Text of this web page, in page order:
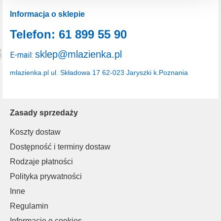
plikach cookie”.
Zasady sprzedaży
Koszty dostaw
Dostępność i terminy dostaw
Rodzaje płatności
Polityka prywatności
Inne
Regulamin
Informacja o sklepie
mlazienka.pl ul. Składowa 17 62-023 Jaryszki k.Poznania
Telefon: 61 899 55 90
E-mail: sklep@mlazienka.pl